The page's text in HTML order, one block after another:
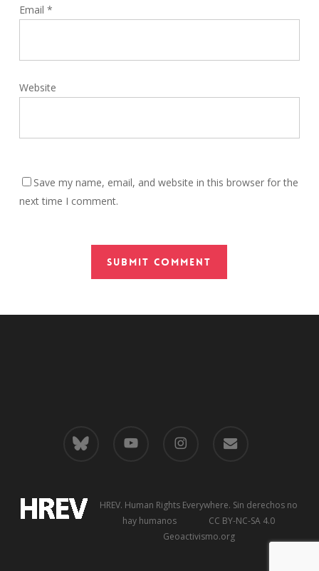
Email *
Website
Save my name, email, and website in this browser for the
next time I comment.
HREV. Human Rights Everywhere. Sin derechos no
hay humanos CC BY-NC-SA 4.0
Geoactivismo.org